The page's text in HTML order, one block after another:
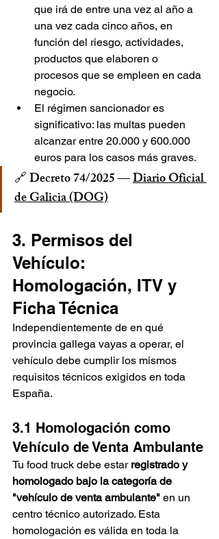
que irá de entre una vez al año a
una vez cada cinco años, en
función del riesgo, actividades,
productos que elaboren o
procesos que se empleen en cada
negocio.
El régimen sancionador es
significativo: las multas pueden
alcanzar entre 20.000 y 600.000
euros para los casos más graves.
🔗 Decreto 74/2025 — Diario Oficial
de Galicia (DOG)
3. Permisos del
Vehículo:
Homologación, ITV y
Ficha Técnica
Independientemente de en qué
provincia gallega vayas a operar, el
vehículo debe cumplir los mismos
requisitos técnicos exigidos en toda
España.
3.1 Homologación como
Vehículo de Venta Ambulante
Tu food truck debe estar registrado y
homologado bajo la categoría de
"vehículo de venta ambulante" en un
centro técnico autorizado. Esta
homologación es válida en toda la